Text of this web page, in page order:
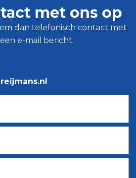
met ons op
dan telefonisch contact met
e-mail bericht.